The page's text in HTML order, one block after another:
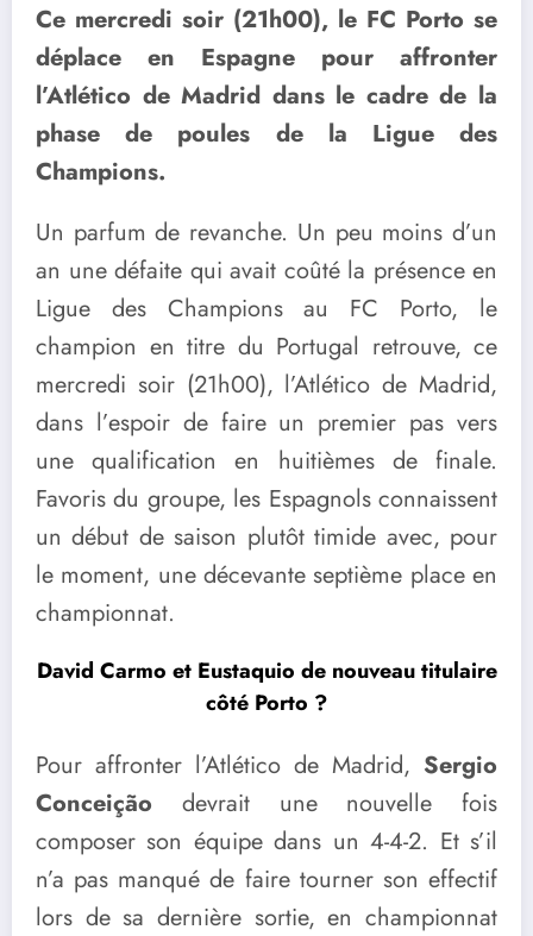
Ce mercredi soir (21h00), le FC Porto se
déplace en Espagne pour affronter
l’Atlético de Madrid dans le cadre de la
phase de poules de la Ligue des
Champions.
Un parfum de revanche. Un peu moins d’un
an une défaite qui avait coûté la présence en
Ligue des Champions au FC Porto, le
champion en titre du Portugal retrouve, ce
mercredi soir (21h00), l’Atlético de Madrid,
dans l’espoir de faire un premier pas vers
une qualification en huitièmes de finale.
Favoris du groupe, les Espagnols connaissent
un début de saison plutôt timide avec, pour
le moment, une décevante septième place en
championnat.
David Carmo et Eustaquio de nouveau titulaire
côté Porto ?
Pour affronter l’Atlético de Madrid, Sergio
Conceição devrait une nouvelle fois
composer son équipe dans un 4-4-2. Et s’il
n’a pas manqué de faire tourner son effectif
lors de sa dernière sortie, en championnat